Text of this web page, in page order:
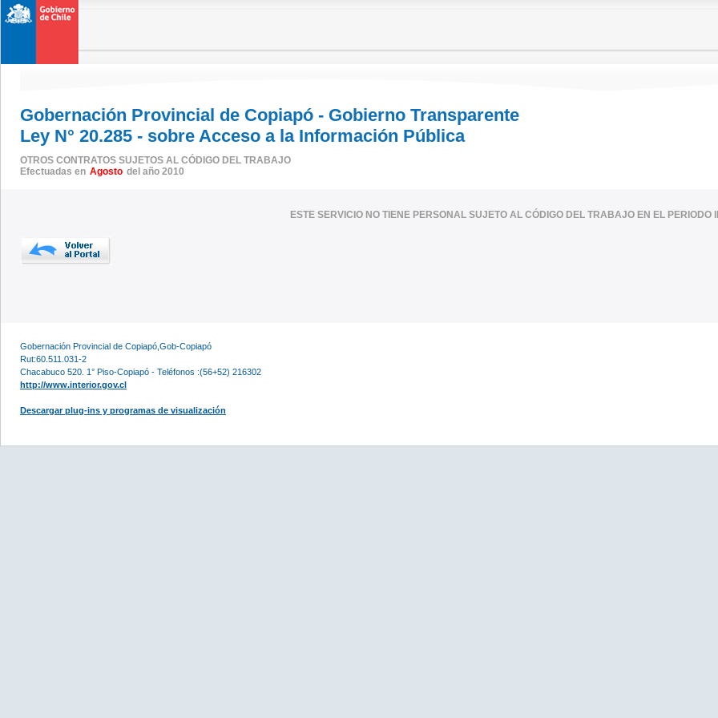
Gobernación Provincial de Copiapó - Gobierno Transparente
Ley N° 20.285 - sobre Acceso a la Información Pública
OTROS CONTRATOS SUJETOS AL CÓDIGO DEL TRABAJO
Efectuadas en Agosto del año 2010
ESTE SERVICIO NO TIENE PERSONAL SUJETO AL CÓDIGO DEL TRABAJO EN EL PERIODO
Gobernación Provincial de Copiapó,Gob-Copiapó
Rut:60.511.031-2
Chacabuco 520. 1° Piso-Copiapó - Teléfonos :(56+52) 216302
http://www.interior.gov.cl
Descargar plug-ins y programas de visualización